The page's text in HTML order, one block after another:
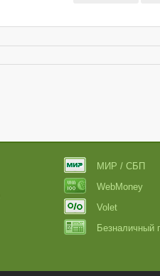
МИР / СБП
WebMoney
Volet
Безналичный